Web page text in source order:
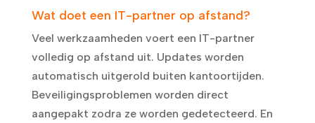
Wat doet een IT-partner op afstand?
Veel werkzaamheden voert een IT-partner
volledig op afstand uit. Updates worden
automatisch uitgerold buiten kantoortijden.
Beveiligingsproblemen worden direct
aangepakt zodra ze worden gedetecteerd. En